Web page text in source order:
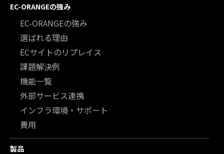
EC-ORANGEの強み
EC-ORANGEの強み
選ばれる理由
ECサイトのリプレイス
課題解決例
機能一覧
外部サービス連携
インフラ環境・サポート
費用
製品